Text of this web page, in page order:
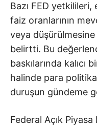
Bazı FED
faiz oranlarının
veya
belirtti. Bu
baskılarında kalıcı
halinde para
duruşun gündeme
Federal Açık